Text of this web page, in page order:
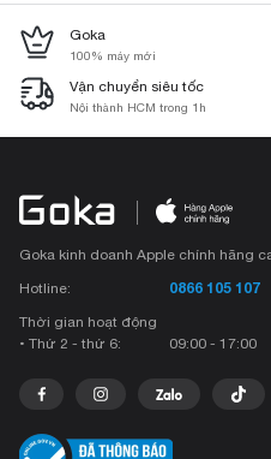
Goka
100% máy mới
Vận chuyển siêu tốc
Nội thành HCM trong 1h
Goka kinh doanh Apple chính hãng
Hotline:
0866 105 107
Thời gian hoạt động
• Thứ 2 - thứ 6:
09:00 - 17:00